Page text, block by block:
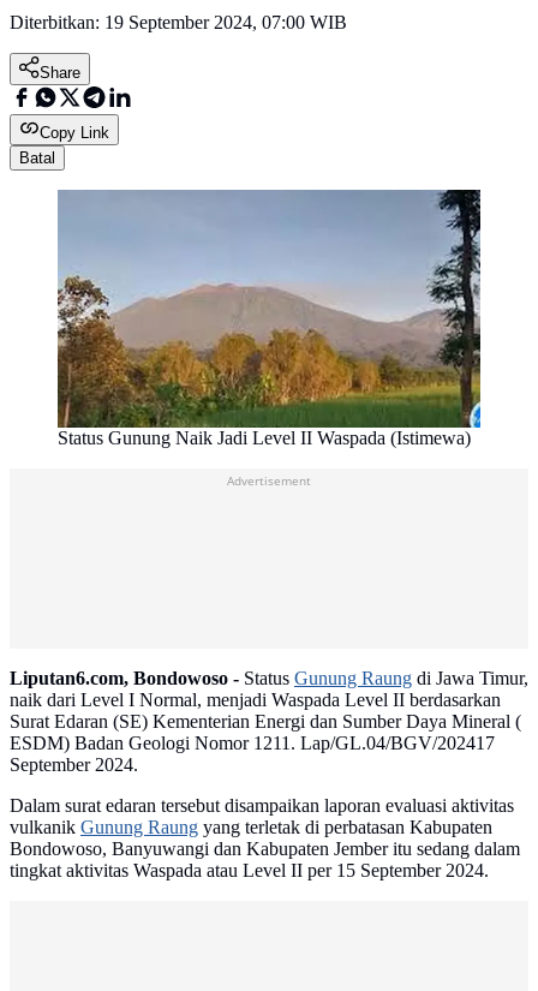
Diterbitkan: 19 September 2024, 07:00 WIB
Share
Copy Link
Batal
Status Gunung Naik Jadi Level II Waspada (Istimewa)
Advertisement
Liputan6.com, Bondowoso - Status Gunung Raung di Jawa Timur,
naik dari Level I Normal, menjadi Waspada Level II berdasarkan
Surat Edaran (SE) Kementerian Energi dan Sumber Daya Mineral (
ESDM) Badan Geologi Nomor 1211. Lap/GL.04/BGV/202417
September 2024.
Dalam surat edaran tersebut disampaikan laporan evaluasi aktivitas
vulkanik Gunung Raung yang terletak di perbatasan Kabupaten
Bondowoso, Banyuwangi dan Kabupaten Jember itu sedang dalam
tingkat aktivitas Waspada atau Level II per 15 September 2024.